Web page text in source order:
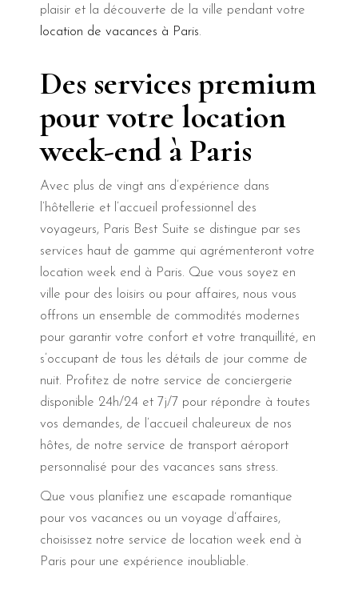
plaisir et la découverte de la ville pendant votre
location de vacances à Paris.
Des services premium
pour votre location
week-end à Paris
Avec plus de vingt ans d’expérience dans
l’hôtellerie et l’accueil professionnel des
voyageurs, Paris Best Suite se distingue par ses
services haut de gamme qui agrémenteront votre
location week end à Paris. Que vous soyez en
ville pour des loisirs ou pour affaires, nous vous
offrons un ensemble de commodités modernes
pour garantir votre confort et votre tranquillité, en
s’occupant de tous les détails de jour comme de
nuit. Profitez de notre service de conciergerie
disponible 24h/24 et 7j/7 pour répondre à toutes
vos demandes, de l’accueil chaleureux de nos
hôtes, de notre service de transport aéroport
personnalisé pour des vacances sans stress.
Que vous planifiez une escapade romantique
pour vos vacances ou un voyage d’affaires,
choisissez notre service de location week end à
Paris pour une expérience inoubliable.